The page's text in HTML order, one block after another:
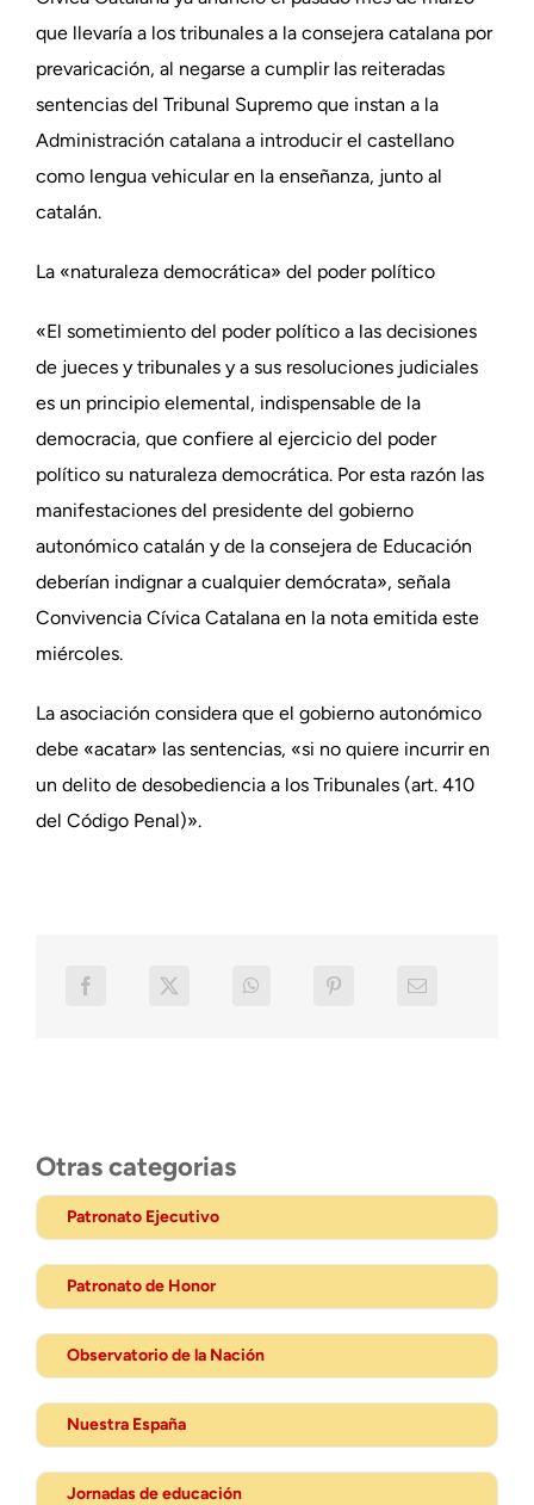
que llevaría a los tribunales a la consejera catalana por
prevaricación, al negarse a cumplir las reiteradas
sentencias del Tribunal Supremo que instan a la
Administración catalana a introducir el castellano
como lengua vehicular en la enseñanza, junto al
catalán.
La «naturaleza democrática» del poder político
«El sometimiento del poder político a las decisiones
de jueces y tribunales y a sus resoluciones judiciales
es un principio elemental, indispensable de la
democracia, que confiere al ejercicio del poder
político su naturaleza democrática. Por esta razón las
manifestaciones del presidente del gobierno
autonómico catalán y de la consejera de Educación
deberían indignar a cualquier demócrata», señala
Convivencia Cívica Catalana en la nota emitida este
miércoles.
La asociación considera que el gobierno autonómico
debe «acatar» las sentencias, «si no quiere incurrir en
un delito de desobediencia a los Tribunales (art. 410
del Código Penal)».
Otras categorias
Patronato Ejecutivo
Patronato de Honor
Observatorio de la Nación
Nuestra España
Jornadas de educación